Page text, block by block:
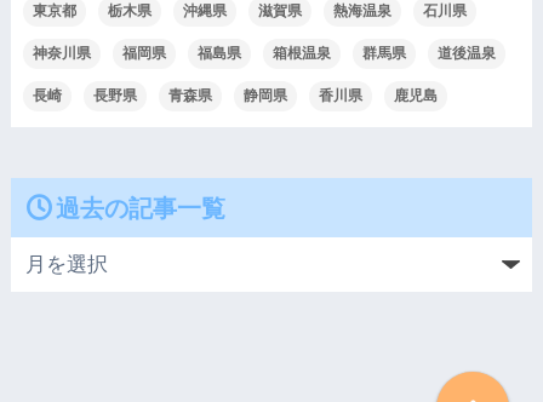
東京都 栃木県 沖縄県 滋賀県 熱海温泉 石川県
神奈川県 福岡県 福島県 箱根温泉 群馬県 道後温泉
長崎 長野県 青森県 静岡県 香川県 鹿児島
過去の記事一覧